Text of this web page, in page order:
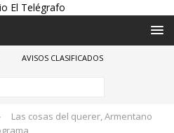
AVISOS CLASIFICADOS
Las cosas del querer, Armentano